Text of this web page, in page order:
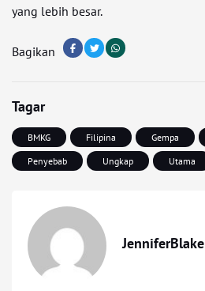
yang lebih besar.
Bagikan
Tagar
BMKG Filipina Gempa
Penyebab
Ungkap Utama
JenniferBlake